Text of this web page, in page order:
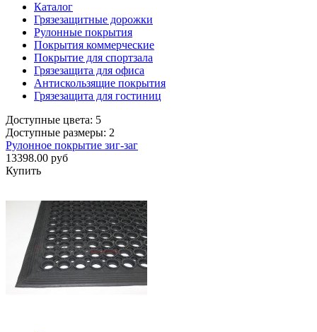
Каталог
Грязезащитные дорожки
Рулонные покрытия
Покрытия коммерческие
Покрытие для спортзала
Грязезащита для офиса
Антискользящие покрытия
Грязезащита для гостиниц
Доступные цвета: 5
Доступные размеры: 2
Рулонное покрытие зиг-заг
13398.00 руб
Купить